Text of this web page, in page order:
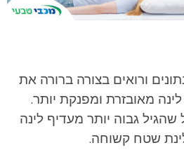
ורואים בצורה ברורה את
מאובזרת ומפנקת יותר.
גבוה יותר מעדיף לינה
שטח קשוחה.